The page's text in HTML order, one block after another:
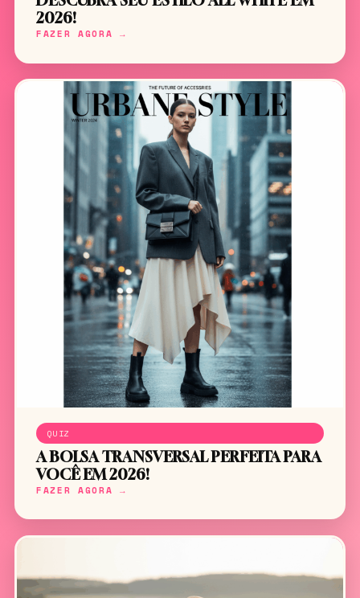
2026!
FAZER AGORA →
QUIZ
A BOLSA TRANSVERSAL PERFEITA PARA
VOCÊ EM 2026!
FAZER AGORA →